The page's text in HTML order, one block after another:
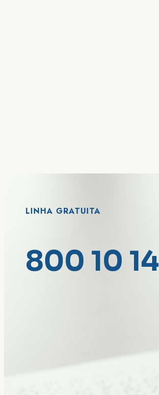
LINHA GRATUITA
800 10 14